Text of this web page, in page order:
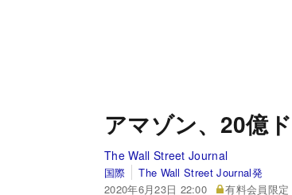
アマゾン、20億
The Wall Street Journal
国際
The Wall Street Journal発
2020年6月23日 22:00
有料会員限定